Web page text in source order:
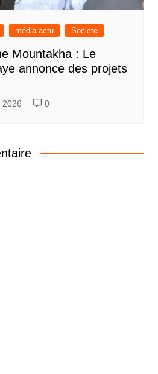
média actu Societe
Mountakha : Le
annonce des projets
2026 0